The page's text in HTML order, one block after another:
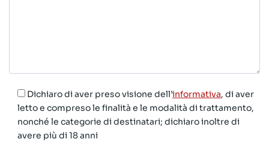
Dichiaro di aver preso visione dell’informativa, di aver
letto e compreso le finalità e le modalità di trattamento,
nonché le categorie di destinatari; dichiaro inoltre di
avere più di 18 anni